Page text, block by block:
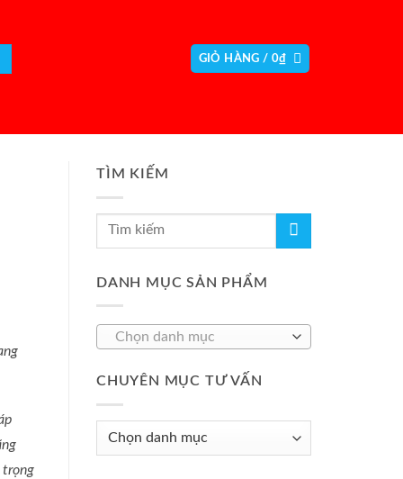
GIỎ HÀNG / 0₫
trọng
TÌM KIẾM
DANH MỤC SẢN PHẨM
Chọn danh mục
CHUYÊN MỤC TƯ VẤN
Chuyên
Mục